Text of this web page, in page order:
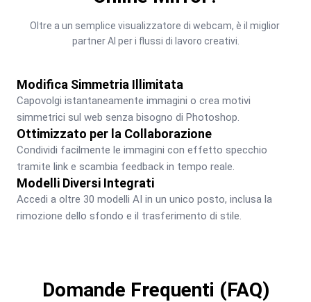
Oltre a un semplice visualizzatore di webcam, è il miglior
partner AI per i flussi di lavoro creativi.
Modifica Simmetria Illimitata
Capovolgi istantaneamente immagini o crea motivi
simmetrici sul web senza bisogno di Photoshop.
Ottimizzato per la Collaborazione
Condividi facilmente le immagini con effetto specchio
tramite link e scambia feedback in tempo reale.
Modelli Diversi Integrati
Accedi a oltre 30 modelli AI in un unico posto, inclusa la
rimozione dello sfondo e il trasferimento di stile.
Domande Frequenti (FAQ)